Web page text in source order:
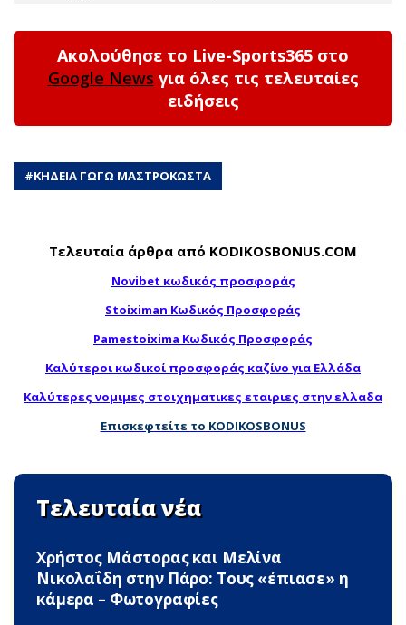
Ακολούθησε το Live-Sports365 στο
Google News για όλες τις τελευταίες
ειδήσεις
#ΚΗΔΕΙΑ ΓΩΓΩ ΜΑΣΤΡΟΚΩΣΤΑ
Τελευταία άρθρα από KODIKOSBONUS.COM
Novibet κωδικός προσφοράς
Stoiximan Κωδικός Προσφοράς
Pamestoixima Κωδικός Προσφοράς
Καλύτεροι κωδικοί προσφοράς καζίνο για Ελλάδα
Καλύτερες νομιμες στοιχηματικες εταιριες στην ελλαδα
Επισκεφτείτε το KODIKOSBONUS
Τελευταία νέα
Χρήστος Μάστορας και Μελίνα
Νικολαΐδη στην Πάρο: Τους «έπιασε» η
κάμερα – Φωτογραφίες